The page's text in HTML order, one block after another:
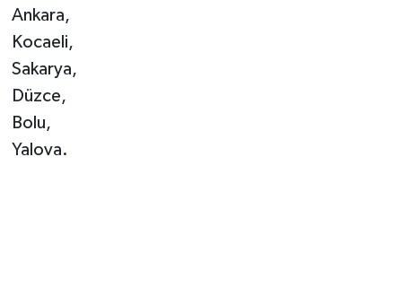
Ankara,
Kocaeli,
Sakarya,
Düzce,
Bolu,
Yalova.